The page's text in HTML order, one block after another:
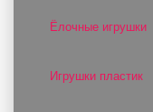
Ёлочные игрушки
Игрушки пластик